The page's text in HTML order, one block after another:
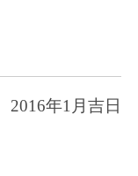
2016年1月吉日